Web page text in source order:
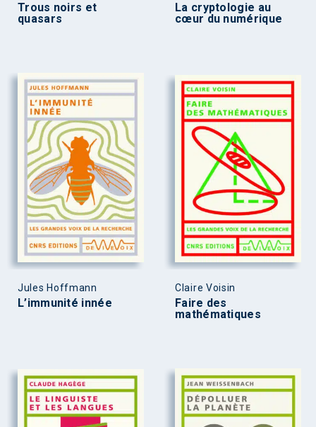
Trous noirs et
quasars
La cryptologie au
cœur du numérique
Jules Hoffmann
L’immunité innée
Claire Voisin
Faire des
mathématiques